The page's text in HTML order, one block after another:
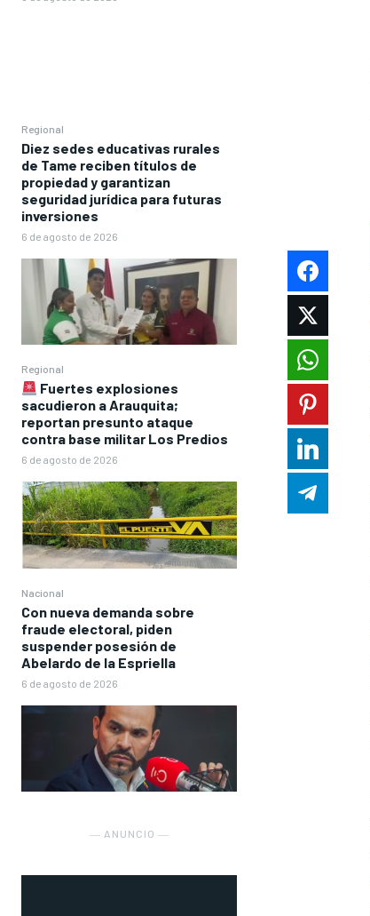
Regional
Diez sedes educativas rurales
de Tame reciben títulos de
propiedad y garantizan
seguridad jurídica para futuras
inversiones
6 de agosto de 2026
Regional
Fuertes explosiones
sacudieron a Arauquita;
reportan presunto ataque
contra base militar Los Predios
6 de agosto de 2026
Nacional
Con nueva demanda sobre
fraude electoral, piden
suspender posesión de
Abelardo de la Espriella
6 de agosto de 2026
― ANUNCIO ―